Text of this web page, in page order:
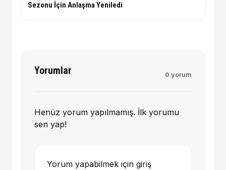
Sezonu İçin Anlaşma Yeniledi
Yorumlar 0 yorum
Henüz yorum yapılmamış. İlk yorumu
sen yap!
Yorum yapabilmek için giriş